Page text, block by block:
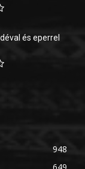
és eperrel
948